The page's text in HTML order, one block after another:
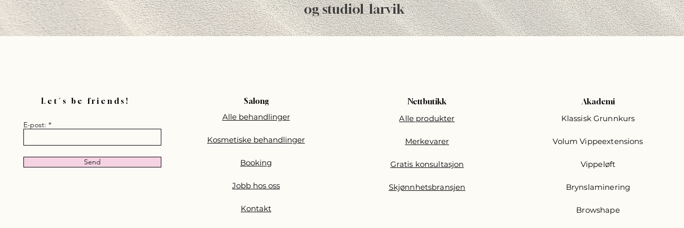
Rosacea
og studiol_larvik
Let´s be friends!
E-post:
Send
Salong
Alle behandlinger
Kosmetiske behandlinger
Booking
Jobb hos oss
Kontakt
Nettbutikk
Alle produkter
Merkevarer
Gratis konsultasjon
Skjønnhetsbransjen
Akademi
Klassisk Grunnkurs
Volum Vippeextensions
Vippeløft
Brynslaminering
Browshape